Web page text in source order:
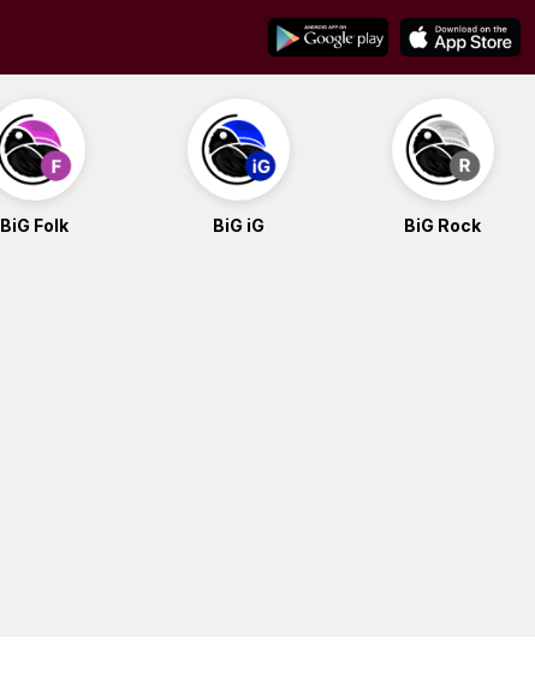
BiG Folk BiG iG BiG Rock